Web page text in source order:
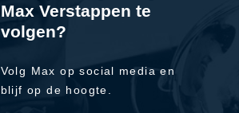
Max Verstappen te
volgen?
Volg Max op social media en
blijf op de hoogte.